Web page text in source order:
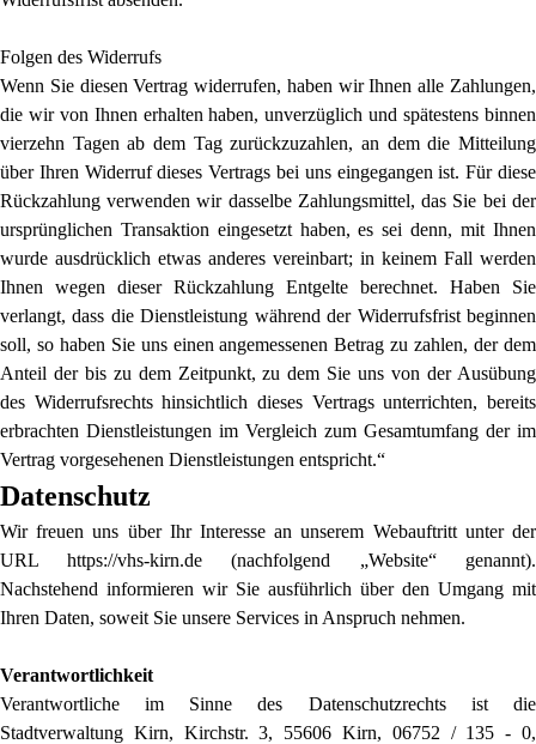
Folgen des Widerrufs
Wenn Sie diesen Vertrag widerrufen, haben wir Ihnen alle Zahlungen,
die wir von Ihnen erhalten haben, unverzüglich und spätestens binnen
vierzehn Tagen ab dem Tag zurückzuzahlen, an dem die Mitteilung
über Ihren Widerruf dieses Vertrags bei uns eingegangen ist. Für diese
Rückzahlung verwenden wir dasselbe Zahlungsmittel, das Sie bei der
ursprünglichen Transaktion eingesetzt haben, es sei denn, mit Ihnen
wurde ausdrücklich etwas anderes vereinbart; in keinem Fall werden
Ihnen wegen dieser Rückzahlung Entgelte berechnet. Haben Sie
verlangt, dass die Dienstleistung während der Widerrufsfrist beginnen
soll, so haben Sie uns einen angemessenen Betrag zu zahlen, der dem
Anteil der bis zu dem Zeitpunkt, zu dem Sie uns von der Ausübung
des Widerrufsrechts hinsichtlich dieses Vertrags unterrichten, bereits
erbrachten Dienstleistungen im Vergleich zum Gesamtumfang der im
Vertrag vorgesehenen Dienstleistungen entspricht.“
Datenschutz
Wir freuen uns über Ihr Interesse an unserem Webauftritt unter der
URL https://vhs-kirn.de (nachfolgend „Website“ genannt).
Nachstehend informieren wir Sie ausführlich über den Umgang mit
Ihren Daten, soweit Sie unsere Services in Anspruch nehmen.
Verantwortlichkeit
Verantwortliche im Sinne des Datenschutzrechts ist die
Stadtverwaltung Kirn, Kirchstr. 3, 55606 Kirn, 06752 / 135 - 0,